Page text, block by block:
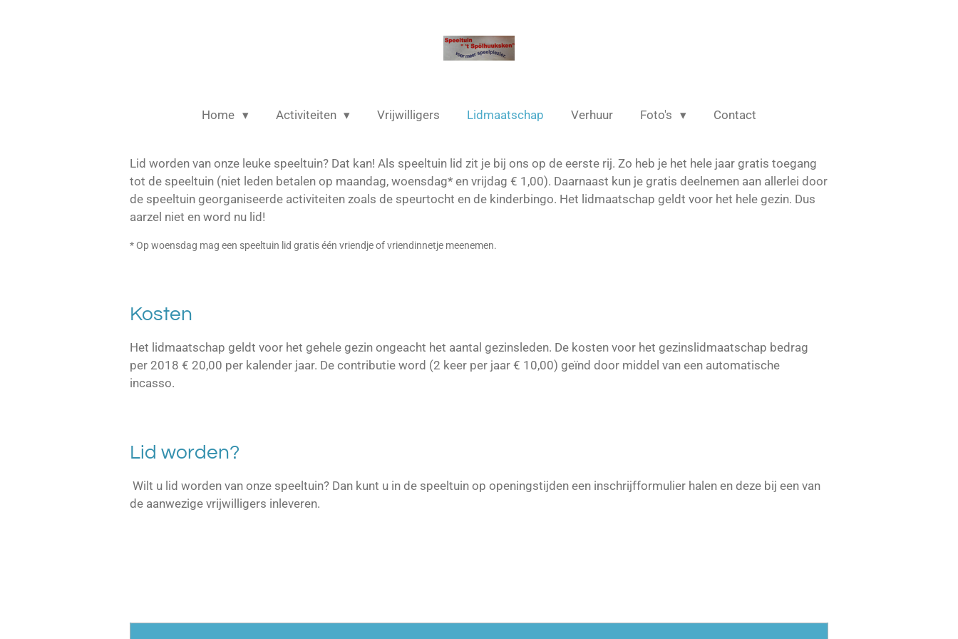
Home Activiteiten Vrijwilligers Lidmaatschap Verhuur Foto's Contact
Lid worden van onze leuke speeltuin? Dat kan! Als speeltuin lid zit je bij ons op de eerste rij. Zo heb je het hele jaar gratis toegang
tot de speeltuin (niet leden betalen op maandag, woensdag* en vrijdag € 1,00). Daarnaast kun je gratis deelnemen aan allerlei door
de speeltuin georganiseerde activiteiten zoals de speurtocht en de kinderbingo. Het lidmaatschap geldt voor het hele gezin. Dus
aarzel niet en word nu lid!
* Op woensdag mag een speeltuin lid gratis één vriendje of vriendinnetje meenemen.
Kosten
Het lidmaatschap geldt voor het gehele gezin ongeacht het aantal gezinsleden. De kosten voor het gezinslidmaatschap bedrag
per 2018 € 20,00 per kalender jaar. De contributie word (2 keer per jaar € 10,00) geïnd door middel van een automatische
incasso.
Lid worden?
Wilt u lid worden van onze speeltuin? Dan kunt u in de speeltuin op openingstijden een inschrijfformulier halen en deze bij een van
de aanwezige vrijwilligers inleveren.